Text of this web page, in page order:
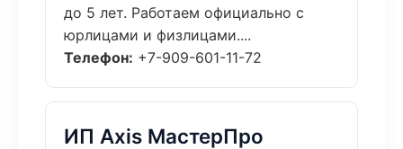
до 5 лет. Работаем официально с
юрлицами и физлицами....
Телефон: +7-909-601-11-72
ИП Axis МастерПро